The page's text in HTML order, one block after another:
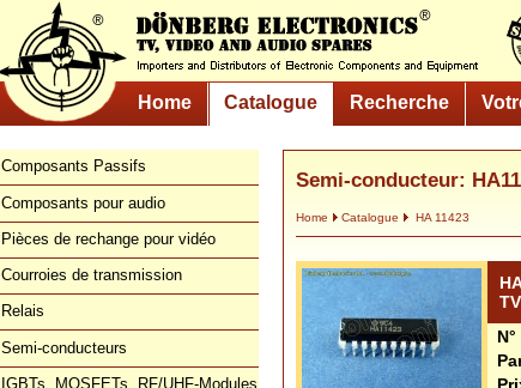
Home Catalogue Recherche
Composants Passifs
Composants pour audio
Pièces de rechange pour vidéo
Courroies de transmission
Relais
Semi-conducteurs
IGBTs, MOSFETs, RF/UHF-Modules
Semi-conducteur:
Home Catalogue HA 11423